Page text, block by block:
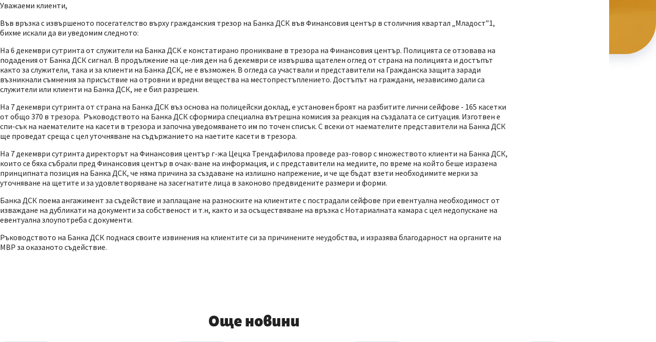
Уважаеми клиенти,
Във връзка с извършеното посегателство върху гражданския трезор на Банка ДСК във Финансовия център в столичния квартал „Младост”1,
бихме искали да ви уведомим следното:
На 6 декември сутринта от служители на Банка ДСК е констатирано проникване в трезора на Финансовия център. Полицията се отзовава на
подадения от Банка ДСК сигнал. В продължение на це-лия ден на 6 декември се извършва щателен оглед от страна на полицията и достъпът
както за служители, така и за клиенти на Банка ДСК, не е възможен. В огледа са участвали и представители на Гражданска защита заради
възникнали съмнения за присъствие на отровни и вредни вещества на местопрестъплението. Достъпът на граждани, независимо дали са
служители или клиенти на Банка ДСК, не е бил разрешен.
На 7 декември сутринта от страна на Банка ДСК въз основа на полицейски доклад, е установен броят на разбитите лични сейфове - 165 касетки
от общо 370 в трезора. Ръководството на Банка ДСК сформира специална вътрешна комисия за реакция на създалата се ситуация. Изготвен е
спи-сък на наемателите на касети в трезора и започна уведомяването им по точен списък. С всеки от наемателите представители на Банка ДСК
ще проведат среща с цел уточняване на съдържанието на наетите касети в трезора.
На 7 декември сутринта директорът на Финансовия център г-жа Цецка Трендафилова проведе раз-говор с множеството клиенти на Банка ДСК,
които се бяха събрали пред Финансовия център в очак-ване на информация, и с представители на медиите, по време на който беше изразена
принципната позиция на Банка ДСК, че няма причина за създаване на излишно напрежение, и че ще бъдат взети необходимите мерки за
уточняване на щетите и за удовлетворяване на засегнатите лица в законово предвидените размери и форми.
Банка ДСК поема ангажимент за съдействие и заплащане на разноските на клиентите с пострадали сейфове при евентуална необходимост от
изваждане на дубликати на документи за собственост и т.н, както и за осъществяване на връзка с Нотариалната камара с цел недопускане на
евентуална злоупотреба с документи.
Ръководството на Банка ДСК поднася своите извинения на клиентите си за причинените неудобства, и изразява благодарност на органите на
МВР за оказаното съдействие.
Още новини